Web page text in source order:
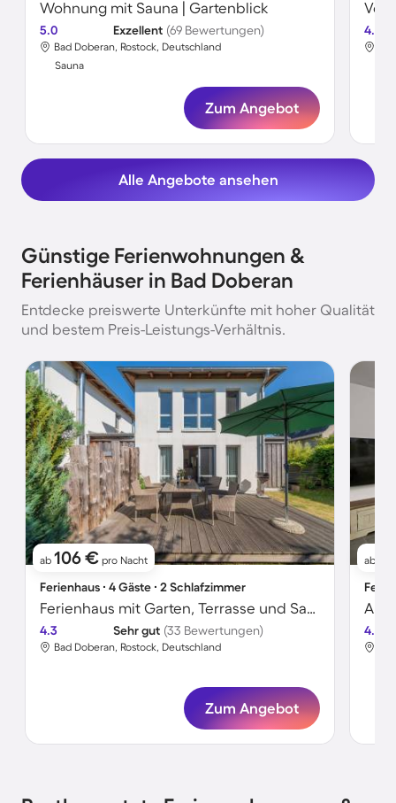
Wohnung mit Sauna | Gartenblick
5.0 Exzellent (69 Bewertungen)
Bad Doberan, Rostock, Deutschland
Sauna
Zum Angebot
4.5
Alle Angebote ansehen
Günstige Ferienwohnungen &
Ferienhäuser in Bad Doberan
Entdecke preiswerte Unterkünfte mit hoher Qualität
und bestem Preis-Leistungs-Verhältnis.
ab 106 € pro Nacht
Ferienhaus ∙ 4 Gäste ∙ 2 Schlafzimmer
Ferienhaus mit Garten, Terrasse und Sauna | Gartenblick
4.3 Sehr gut (33 Bewertungen)
Bad Doberan, Rostock, Deutschland
Zum Angebot
ab
4.7